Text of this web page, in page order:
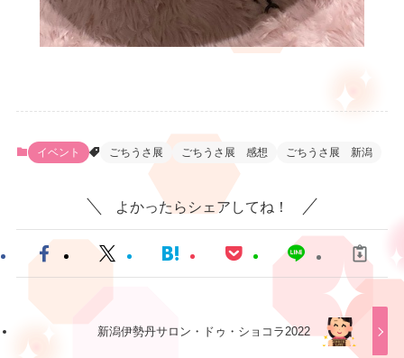
イベント ごちうさ展 ごちうさ展 感想 ごちうさ展 新潟
よかったらシェアしてね！
新潟伊勢丹サロン・ドゥ・ショコラ2022